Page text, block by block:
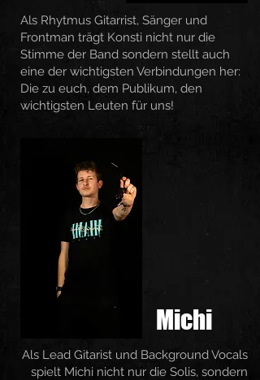
Als Rhytmus Gitarrist, Sänger und
Frontman trägt Konsti nicht nur die
Stimme der Band sondern stellt auch
eine der wichtigsten Verbindungen her:
Die zu euch, dem Publikum, den
wichtigsten Leuten für uns!
Michi
Als Lead Gitarist und Background Vocals
spielt Michi nicht nur die Solis, sondern